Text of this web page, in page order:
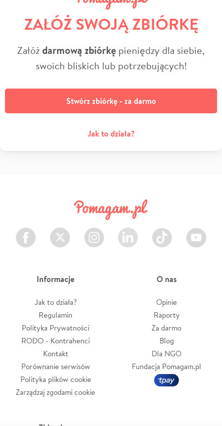
ZAŁÓŻ SWOJĄ ZBIÓRKĘ
Załóżdarmową zbiórkę pieniędzy dla siebie,
swoich bliskich lub potrzebujących!
Stwórz zbiórkę - za darmo
Jak to działa?
Facebook Twitter Instagram LinkedIn TikTok Youtube
Informacje
Jak to działa?
Regulamin
Polityka Prywatności
RODO - Kontrahenci
Kontakt
Porównanie serwisów
Polityka plików cookie
Zarządzaj zgodami cookie
O nas
Opinie
Raporty
Za darmo
Blog
Dla NGO
Fundacja Pomagam.pl